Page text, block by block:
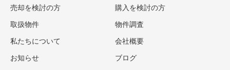
売却を検討の方 購入を検討の方
取扱物件 物件調査
私たちについて 会社概要
お知らせ ブログ